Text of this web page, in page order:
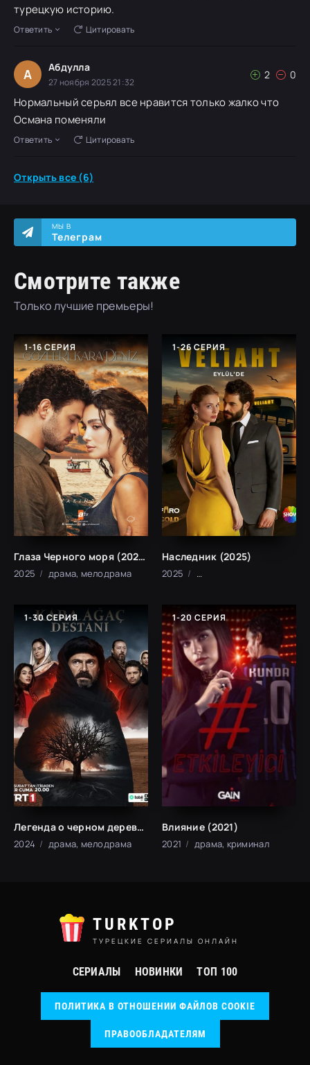
турецкую историю.
Ответить Цитировать
А Абдулла
27 ноября 2025 21:32
2 0
Нормальный серьял все нравится только жалко что
Османа поменяли
Ответить Цитировать
Открыть все (6)
Смотрите также
Только лучшие премьеры!
МЫ В
Телеграм
1-16 СЕРИЯ
Глаза Черного моря (2025)
2025 драма, мелодрама
1-26 СЕРИЯ
Наследник (2025)
2025 мелодрама, криминал
1-30 СЕРИЯ
Легенда о черном дереве (2024)
2024 драма, мелодрама
1-20 СЕРИЯ
Влияние (2021)
2021 драма, криминал
TURKTOP
ТУРЕЦКИЕ СЕРИАЛЫ ОНЛАЙН
СЕРИАЛЫ НОВИНКИ ТОП 100
ПОЛИТИКА В ОТНОШЕНИИ ФАЙЛОВ COOKIE
ПРАВООБЛАДАТЕЛЯМ